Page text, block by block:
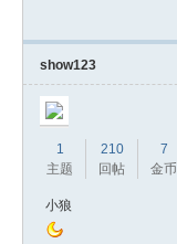
show123
1
主题
210
回帖
7
金币
小狼